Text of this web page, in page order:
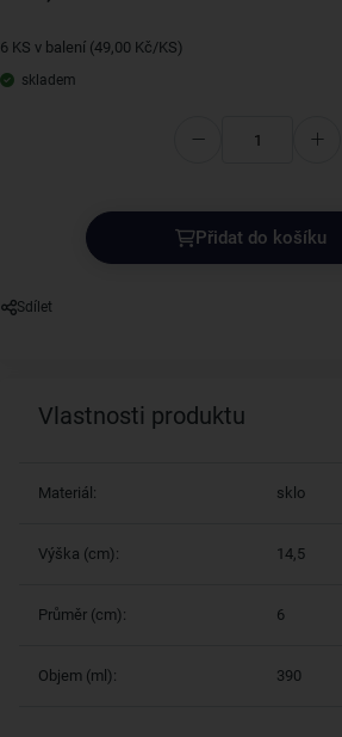
6 KS v balení (49,00 Kč/KS)
skladem
Přidat do košíku
Sdílet
Vlastnosti produktu
Materiál: sklo
Výška (cm): 14,5
Průměr (cm): 6
Objem (ml): 390